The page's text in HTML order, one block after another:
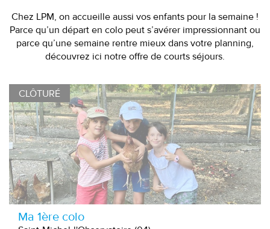
Chez LPM, on accueille aussi vos enfants pour la semaine !
Parce qu’un départ en colo peut s’avérer impressionnant ou
parce qu’une semaine rentre mieux dans votre planning,
découvrez ici notre offre de courts séjours.
CLÔTURÉ
Ma 1ère colo